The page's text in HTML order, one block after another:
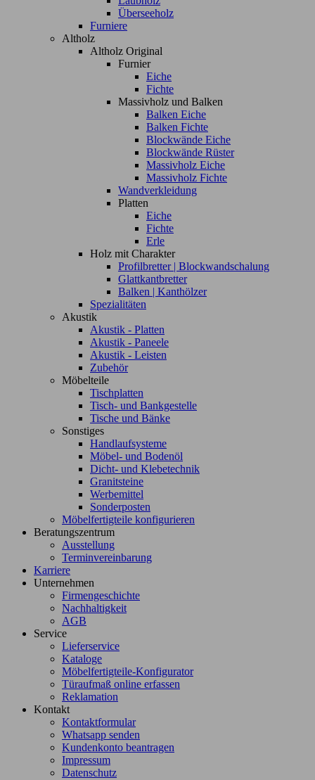
Überseeholz
Furniere
Altholz
Altholz Original
Furnier
Eiche
Fichte
Massivholz und Balken
Balken Eiche
Balken Fichte
Blockwände Eiche
Blockwände Rüster
Massivholz Eiche
Massivholz Fichte
Wandverkleidung
Platten
Eiche
Fichte
Erle
Holz mit Charakter
Profilbretter | Blockwandschalung
Glattkantbretter
Balken | Kanthölzer
Spezialitäten
Akustik
Akustik - Platten
Akustik - Paneele
Akustik - Leisten
Zubehör
Möbelteile
Tischplatten
Tisch- und Bankgestelle
Tische und Bänke
Sonstiges
Handlaufsysteme
Möbel- und Bodenöl
Dicht- und Klebetechnik
Granitsteine
Werbemittel
Sonderposten
Möbelfertigteile konfigurieren
Beratungszentrum
Ausstellung
Terminvereinbarung
Karriere
Unternehmen
Firmengeschichte
Nachhaltigkeit
AGB
Service
Lieferservice
Kataloge
Möbelfertigteile-Konfigurator
Türaufmaß online erfassen
Reklamation
Kontakt
Kontaktformular
Whatsapp senden
Kundenkonto beantragen
Impressum
Datenschutz